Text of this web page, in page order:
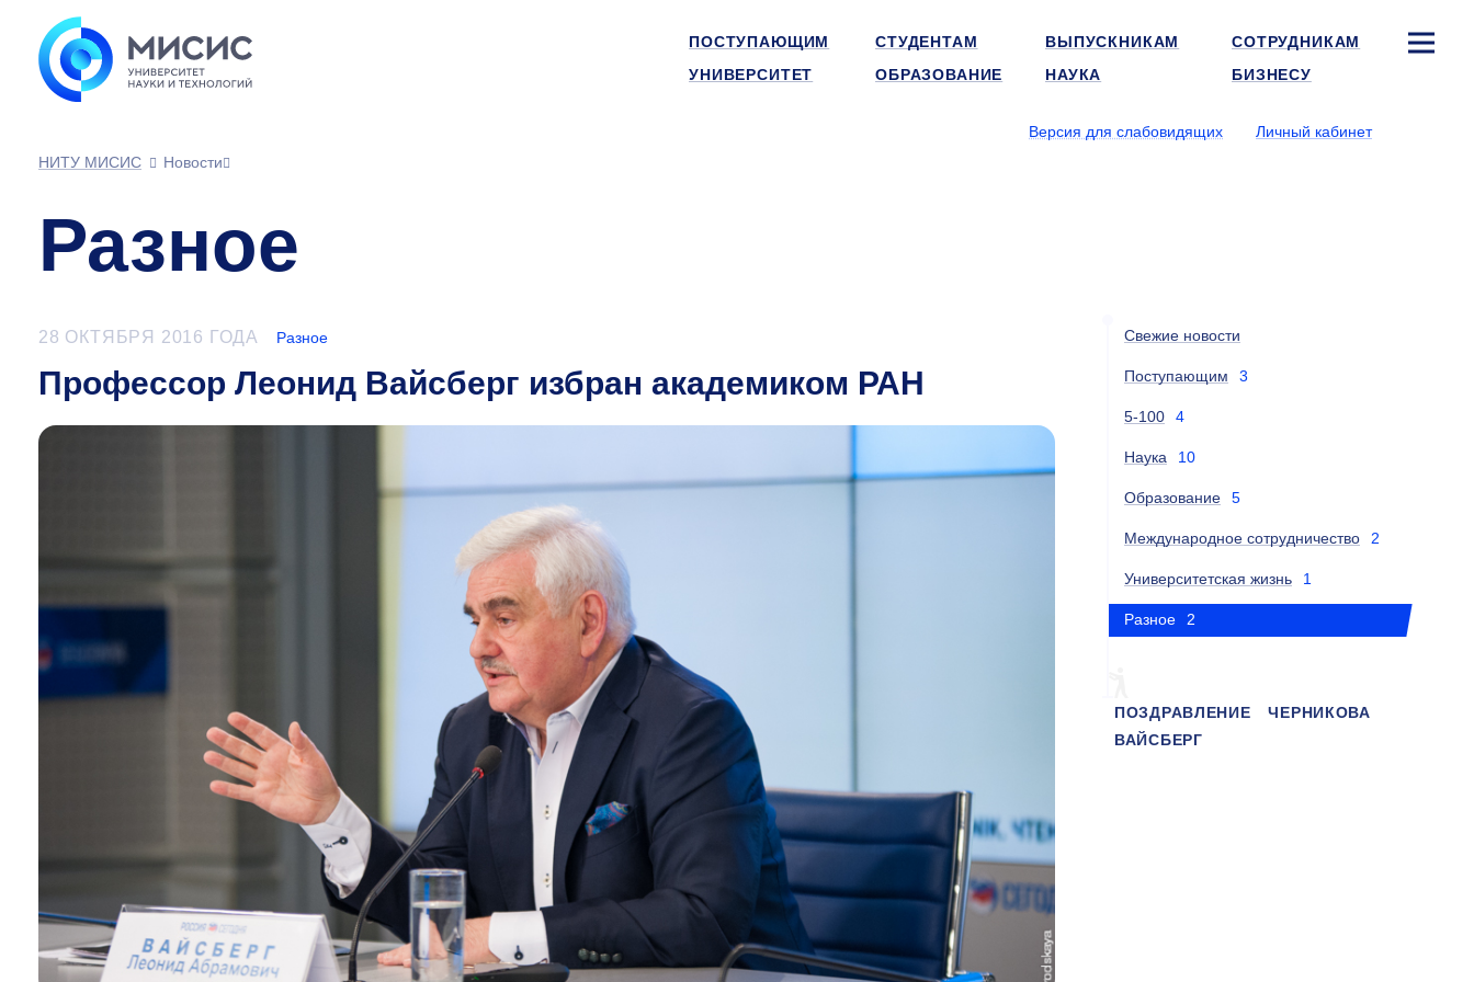
ПОСТУПАЮЩИМ СТУДЕНТАМ ВЫПУСКНИКАМ
СОТРУДНИКАМ
УНИВЕРСИТЕТ
ОБРАЗОВАНИЕ НАУКА БИЗНЕСУ
Версия для слабовидящих
Личный кабинет
НИТУ МИСИС
Новости
Разное
28 ОКТЯБРЯ 2016 ГОДА Разное
Профессор Леонид Вайсберг избран академиком РАН
Свежие новости
Поступающим 3
5-100 4
Наука 10
Образование 5
Международное сотрудничество 2
Университетская жизнь 1
Разное 2
ПОЗДРАВЛЕНИЕ
ЧЕРНИКОВА
ВАЙСБЕРГ